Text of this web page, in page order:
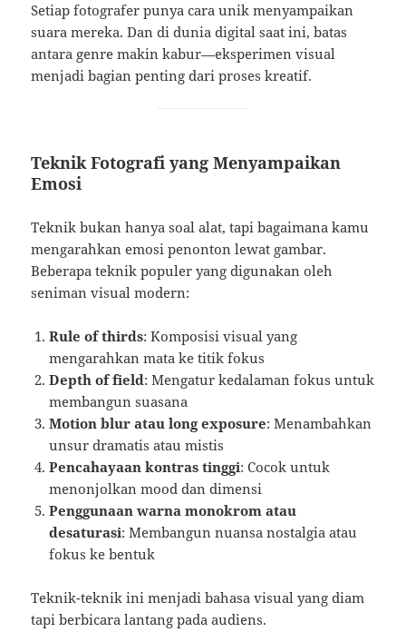
Setiap fotografer punya cara unik menyampaikan
suara mereka. Dan di dunia digital saat ini, batas
antara genre makin kabur—eksperimen visual
menjadi bagian penting dari proses kreatif.
Teknik Fotografi yang Menyampaikan
Emosi
Teknik bukan hanya soal alat, tapi bagaimana kamu
mengarahkan emosi penonton lewat gambar.
Beberapa teknik populer yang digunakan oleh
seniman visual modern:
Rule of thirds: Komposisi visual yang
mengarahkan mata ke titik fokus
Depth of field: Mengatur kedalaman fokus untuk
membangun suasana
Motion blur atau long exposure: Menambahkan
unsur dramatis atau mistis
Pencahayaan kontras tinggi: Cocok untuk
menonjolkan mood dan dimensi
Penggunaan warna monokrom atau
desaturasi: Membangun nuansa nostalgia atau
fokus ke bentuk
Teknik-teknik ini menjadi bahasa visual yang diam
tapi berbicara lantang pada audiens.